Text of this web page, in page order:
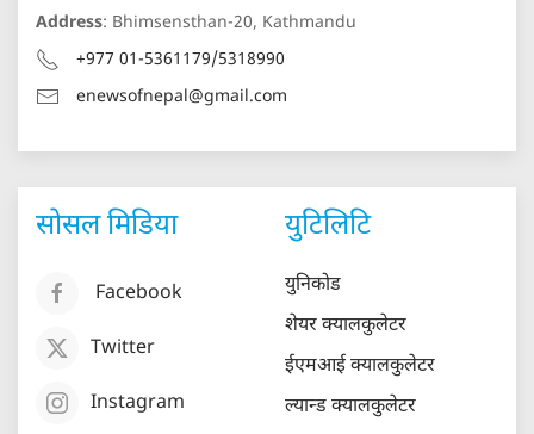
Address: Bhimsensthan-20, Kathmandu
+977 01-5361179/5318990
enewsofnepal@gmail.com
सोसल मिडिया
Facebook
Twitter
Instagram
युटिलिटि
युनिकोड
शेयर क्यालकुलेटर
ईएमआई क्यालकुलेटर
ल्यान्ड क्यालकुलेटर